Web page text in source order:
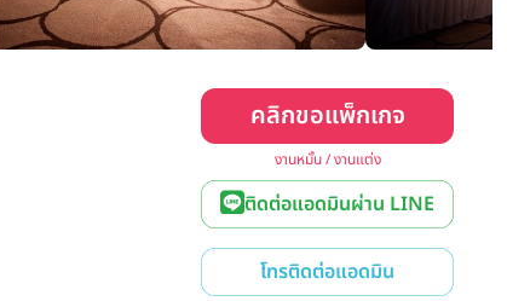
คลิกขอแพ็กเกจ
งานหมั้น / งานแต่ง
ติดต่อแอดมินผ่าน LINE
โทรติดต่อแอดมิน